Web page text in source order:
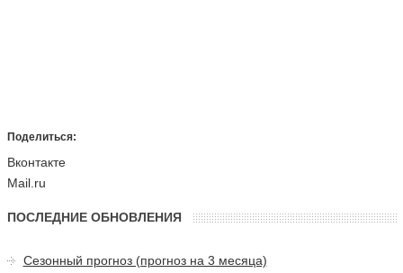
Поделиться:
Вконтакте
Mail.ru
ПОСЛЕДНИЕ ОБНОВЛЕНИЯ
Сезонный прогноз (прогноз на 3 месяца)